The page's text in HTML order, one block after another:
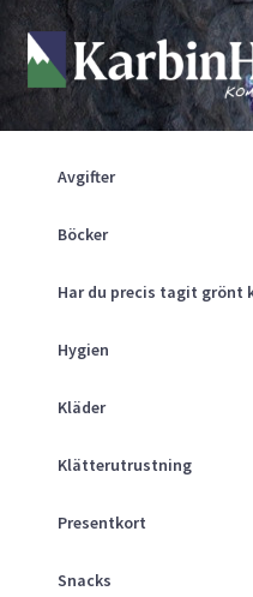
Hoppa
till
navigering
Hoppa
till
innehåll
Shop
Returpolicy
Mitt Konto
Kurser
Klätterväggen
Aktuellt
Avgifter
Böcker
Har du precis tagit grönt
Hygien
Kläder
Klätterutrustning
Presentkort
Snacks